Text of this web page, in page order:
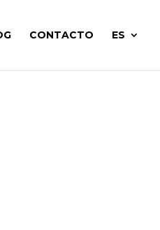
CONTACTO ES